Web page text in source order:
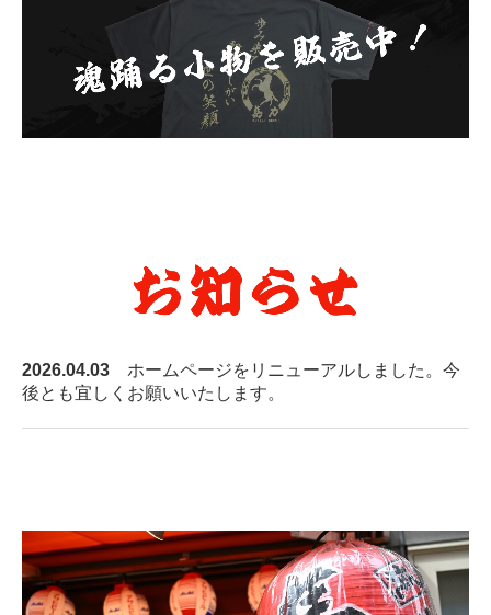
2026.04.03 ホームページをリニューアルしました。今
後とも宜しくお願いいたします。